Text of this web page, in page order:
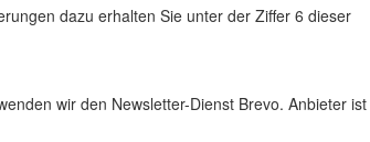
dazu erhalten Sie unter der Ziffer 6 dieser
wir den Newsletter-Dienst Brevo. Anbieter